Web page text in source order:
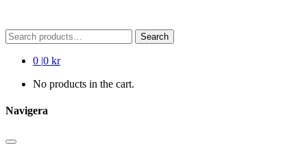
Search
for:
Search
0 |0 kr
No products in the cart.
Navigera